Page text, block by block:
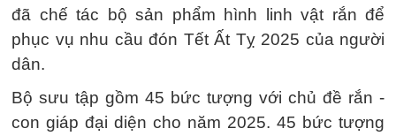
đã chế tác bộ sản phẩm hình linh vật rắn để
phục vụ nhu cầu đón Tết Ất Tỵ 2025 của người
dân.
Bộ sưu tập gồm 45 bức tượng với chủ đề rắn -
con giáp đại diện cho năm 2025. 45 bức tượng